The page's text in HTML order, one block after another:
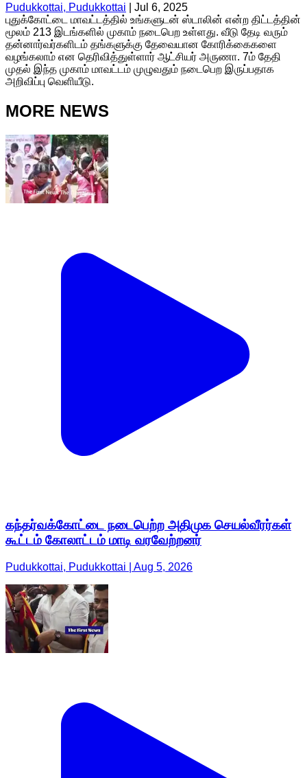
Pudukkottai, Pudukkottai
Jul 6, 2025
புதுக்கோட்டை மாவட்டத்தில் உங்களுடன் ஸ்டாலின் என்ற திட்டத்தின்
மூலம் 213 இடங்களில் முகாம் நடைபெற உள்ளது. வீடு தேடி வரும்
தன்னார்வர்களிடம் தங்களுக்கு தேவையான கோரிக்கைகளை
வழங்கலாம் என தெரிவித்துள்ளார் ஆட்சியர் அருணா. 7ம் தேதி
முதல் இந்த முகாம் மாவட்டம் முழுவதும் நடைபெற இருப்பதாக
அறிவிப்பு வெளியீடு.
MORE NEWS
கந்தர்வக்கோட்டை நடைபெற்ற அதிமுக செயல்வீரர்கள்
கூட்டம் கோலாட்டம் மாடி வரவேற்றனர்
Pudukkottai, Pudukkottai | Aug 5, 2026